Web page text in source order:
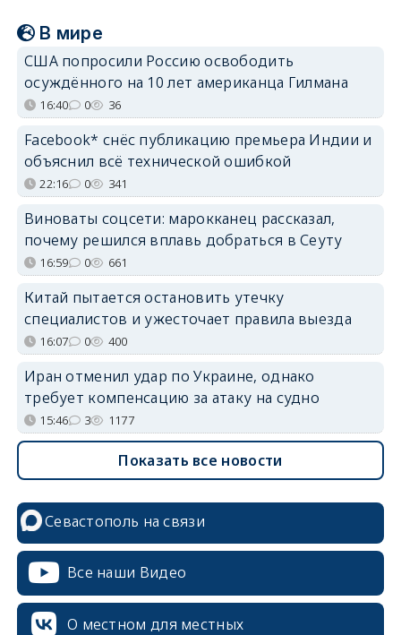
В мире
США попросили Россию освободить
осуждённого на 10 лет американца Гилмана
16:40 0 36
Facebook* снёс публикацию премьера Индии и
объяснил всё технической ошибкой
22:16 0 341
Виноваты соцсети: марокканец рассказал,
почему решился вплавь добраться в Сеуту
16:59 0 661
Китай пытается остановить утечку
специалистов и ужесточает правила выезда
16:07 0 400
Иран отменил удар по Украине, однако
требует компенсацию за атаку на судно
15:46 3 1177
Показать все новости
Севастополь на связи
Все наши Видео
О местном для местных